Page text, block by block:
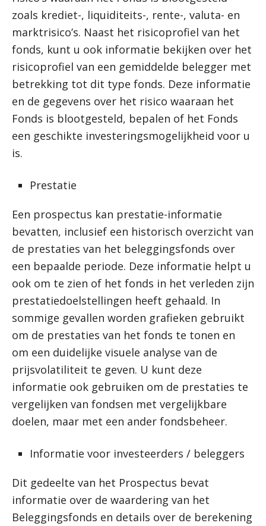
zoals krediet-, liquiditeits-, rente-, valuta- en
marktrisico’s. Naast het risicoprofiel van het
fonds, kunt u ook informatie bekijken over het
risicoprofiel van een gemiddelde belegger met
betrekking tot dit type fonds. Deze informatie
en de gegevens over het risico waaraan het
Fonds is blootgesteld, bepalen of het Fonds
een geschikte investeringsmogelijkheid voor u
is.
Prestatie
Een prospectus kan prestatie-informatie
bevatten, inclusief een historisch overzicht van
de prestaties van het beleggingsfonds over
een bepaalde periode. Deze informatie helpt u
ook om te zien of het fonds in het verleden zijn
prestatiedoelstellingen heeft gehaald. In
sommige gevallen worden grafieken gebruikt
om de prestaties van het fonds te tonen en
om een ​​duidelijke visuele analyse van de
prijsvolatiliteit te geven. U kunt deze
informatie ook gebruiken om de prestaties te
vergelijken van fondsen met vergelijkbare
doelen, maar met een ander fondsbeheer.
Informatie voor investeerders / beleggers
Dit gedeelte van het Prospectus bevat
informatie over de waardering van het
Beleggingsfonds en details over de berekening